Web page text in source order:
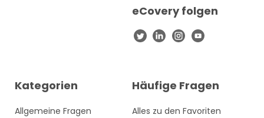
Kategorien
Allgemeine Fragen
Häufige Fragen
Alles zu den Favoriten
eCovery folgen